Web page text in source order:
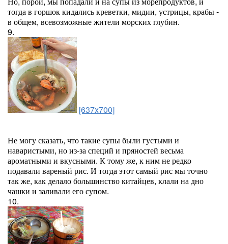
тогда в горшок кидались креветки, мидии, устрицы, крабы -
в общем, всевозможные жители морских глубин.
9.
[637x700]
Не могу сказать, что такие супы были густыми и
наваристыми, но из-за специй и пряностей весьма
ароматными и вкусными. К тому же, к ним не редко
подавали вареный рис. И тогда этот самый рис мы точно
так же, как делало большинство китайцев, клали на дно
чашки и заливали его супом.
10.